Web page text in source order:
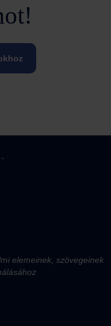
elemeinek, szövegeinek